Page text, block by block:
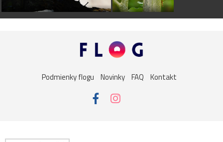
Podmienky flogu Novinky FAQ Kontakt